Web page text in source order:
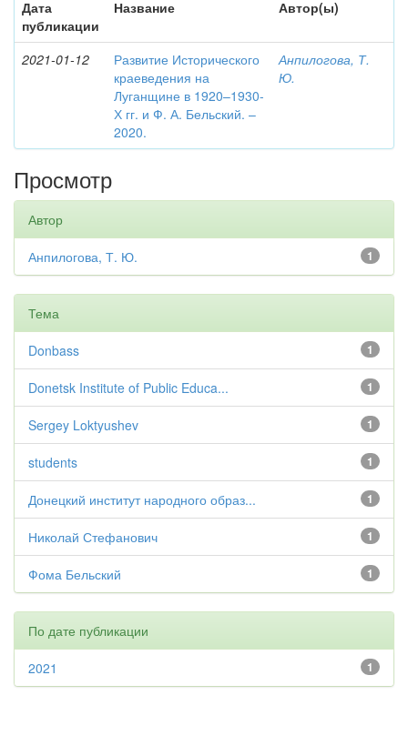
Дата
публикации
Название Автор(ы)
2021-01-12
Развитие Исторического
краеведения на
Луганщине в 1920–1930-
Х гг. и Ф. А. Бельский. –
2020.
Анпилогова, Т.
Ю.
Просмотр
Автор
1
Анпилогова, Т. Ю.
Тема
1
Donbass
1
Donetsk Institute of Public Educa...
1
Sergey Loktyushev
1
students
1
Донецкий институт народного образ...
1
Николай Стефанович
1
Фома Бельский
По дате публикации
1
2021